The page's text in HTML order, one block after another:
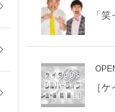
「
［